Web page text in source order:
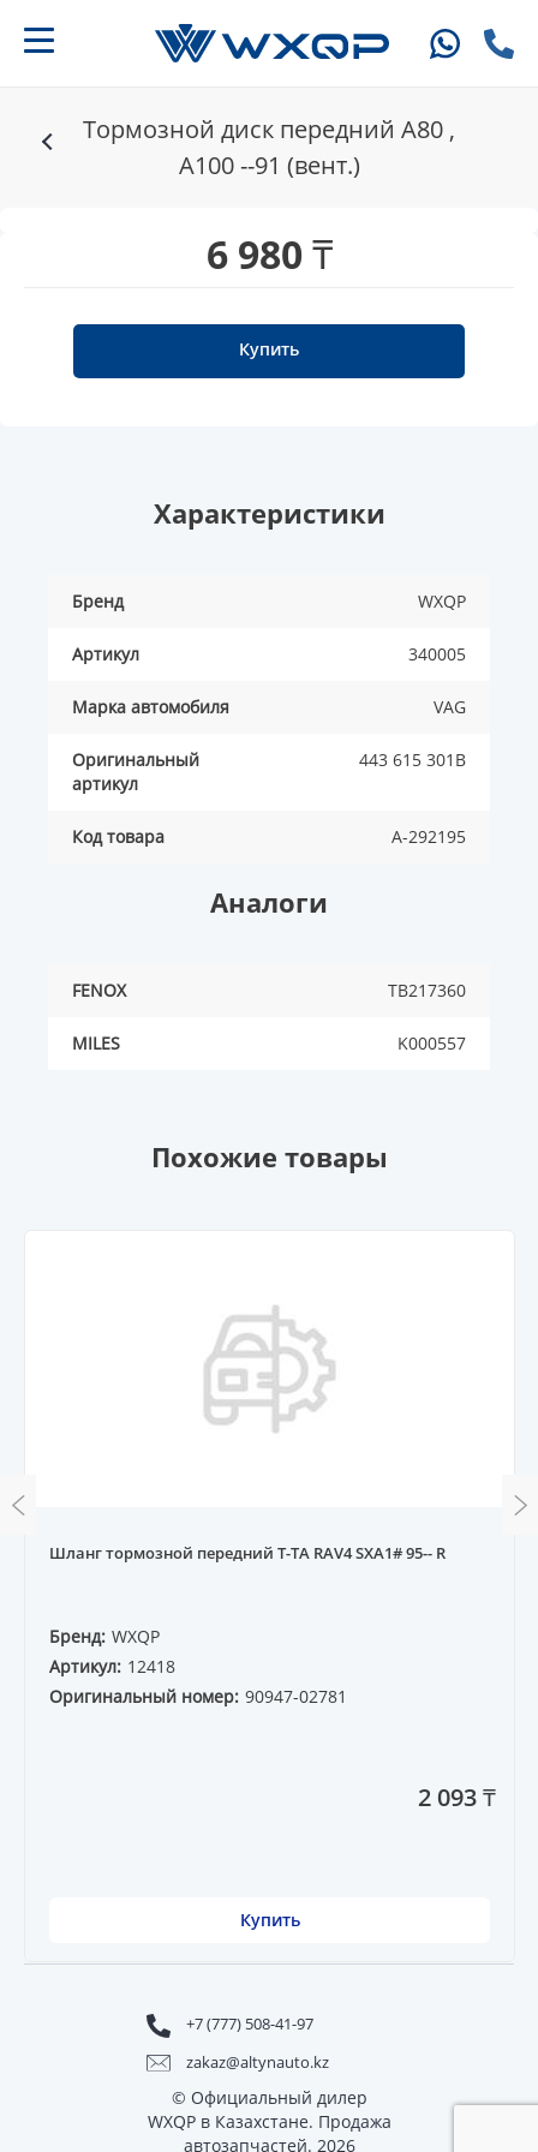
Тормозной диск передний A80 ,
A100 --91 (вент.)
6 980 ₸
Купить
Характеристики
Бренд WXQP
Артикул 340005
Марка автомобиля VAG
Оригинальный
артикул
443 615 301B
Код товара A-292195
Аналоги
FENOX TB217360
MILES K000557
Похожие товары
Шланг тормозной передний T-TA RAV4 SXA1# 95-- R
Бренд: WXQP
Артикул: 12418
Оригинальный номер: 90947-02781
2 093 ₸
Купить
+7 (777) 508-41-97
zakaz@altynauto.kz
© Официальный дилер
WXQP в Казахстане. Продажа
автозапчастей. 2026